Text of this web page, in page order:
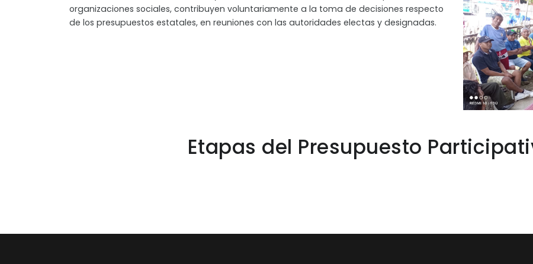
organizaciones sociales, contribuyen voluntariamente a la toma de decisiones respecto
de los presupuestos estatales, en reuniones con las autoridades electas y designadas.
Etapas del Presupuesto